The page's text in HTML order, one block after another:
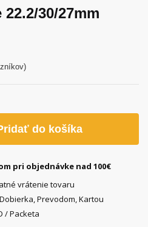
30/27mm
do košíka
pri objednávke nad 100€
vrátenie tovaru
Prevodom, Kartou
/ Packeta